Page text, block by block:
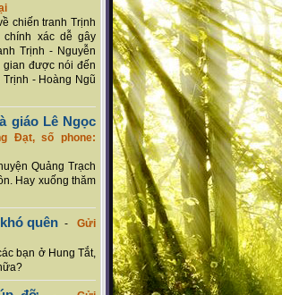
chiến tranh Trịnh
xác dễ gây
Trịnh - Nguyễn
gian được nói đến
- Hoàng Ngũ
giáo Lê Ngọc
Đạt, số phone:
Quảng Trạch
Hay xuống thăm
quên-Gửi
bạn ở Hung Tắt,